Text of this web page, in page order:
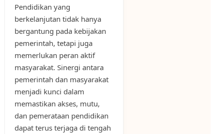
Pendidikan yang
berkelanjutan tidak hanya
bergantung pada kebijakan
pemerintah, tetapi juga
memerlukan peran aktif
masyarakat. Sinergi antara
pemerintah dan masyarakat
menjadi kunci dalam
memastikan akses, mutu,
dan pemerataan pendidikan
dapat terus terjaga di tengah